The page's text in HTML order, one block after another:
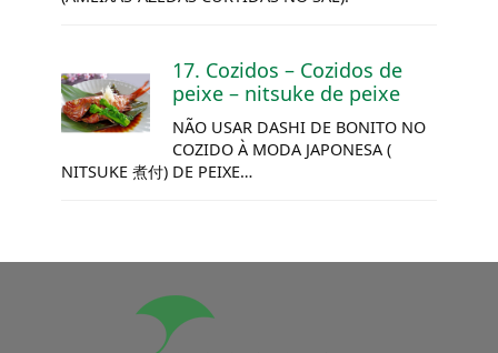
17. Cozidos – Cozidos de
peixe – nitsuke de peixe
NÃO USAR DASHI DE BONITO NO
COZIDO À MODA JAPONESA (
NITSUKE 煮付) DE PEIXE…